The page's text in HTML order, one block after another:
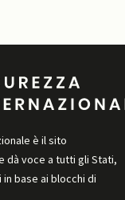
è il sito
dà voce a tutti gli Stati,
base ai blocchi di